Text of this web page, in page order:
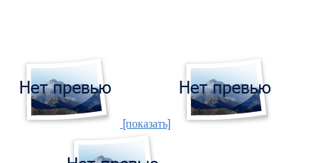
[показать]